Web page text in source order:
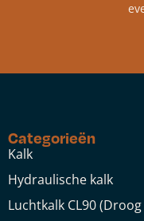
Categorieën
Kalk
Hydraulische kalk
Luchtkalk CL90